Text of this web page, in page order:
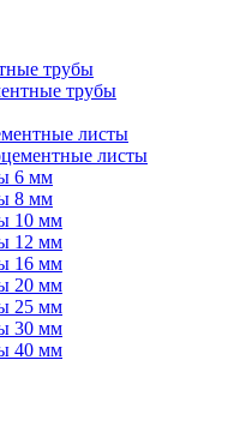
трубы
трубы
листы
листы
6 мм
8 мм
10 мм
12 мм
16 мм
20 мм
25 мм
30 мм
40 мм